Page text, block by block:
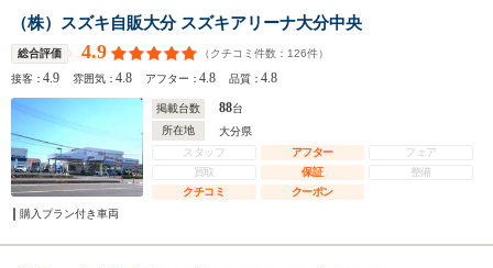
（株）スズキ自販大分 スズキアリーナ大分中央
総合評価 4.9 （クチコミ件数： 126件）
接客：4.9 雰囲気：4.8 アフター：4.8 品質：4.8
掲載台数 88台
所在地
大分県
スタッフ
アフター
フェア
買取
保証
整備
クチコミ
クーポン
購入プラン付き車両